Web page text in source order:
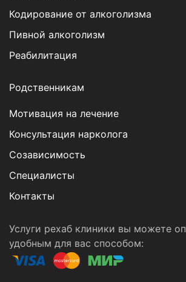
Кодирование от алкоголизма
Пивной алкоголизм
Реабилитация
Родственникам
Мотивация на лечение
Консультация нарколога
Созависимость
Специалисты
Контакты
Услуги рехаб клиники вы можете
удобным для вас способом: